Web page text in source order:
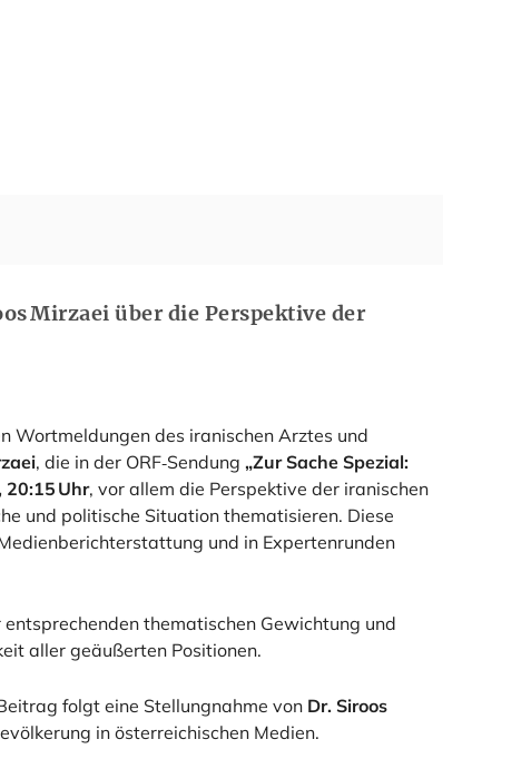
Mirzaei über die Perspektive der
Wortmeldungen des iranischen Arztes und
, die in der ORF‑Sendung„Zur Sache Spezial:
20:15 Uhr, vor allem die Perspektive der iranischen
und politische Situation thematisieren. Diese
und in Expertenrunden
thematischen Gewichtung und
aller geäußerten Positionen.
folgt eine Stellungnahme von Dr. Siroos
in österreichischen Medien.